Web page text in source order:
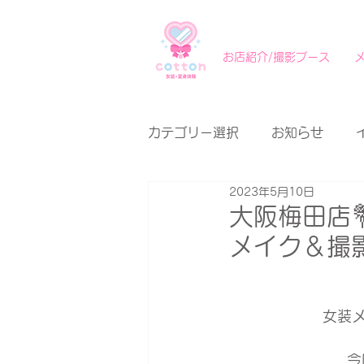
お店紹介/撮影ブース
カテゴリー選択 お知らせ
大阪梅田店
メイク＆撮
2023年5月10日